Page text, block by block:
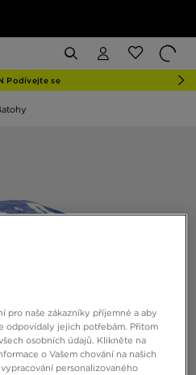
Podívejte se
pro naše zákazníky příjemné a aby
odpovídaly jejich potřebám. Přitom
osobních údajů. Klikněte na
o Vašem chování na našich
personalizovaného